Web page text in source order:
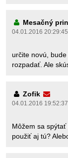
Mesačný
04.01.2016 20:29:45
určite novú,
rozpadať. Ale
Zofik
04.01.2016 19:52:37
Môžem sa
použiť aj tú?